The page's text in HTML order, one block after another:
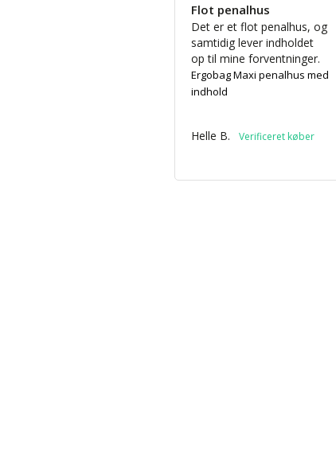
Flot penalhus
Det er et flot penalhus, og
samtidig lever indholdet
op til mine forventninger.
Ergobag Maxi penalhus med
indhold
Helle B.